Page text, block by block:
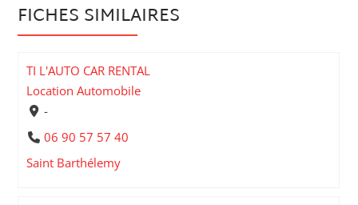
FICHES SIMILAIRES
TI L'AUTO CAR RENTAL
Location Automobile
-
06 90 57 57 40
Saint Barthélemy